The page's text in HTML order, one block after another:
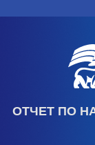
ОТЧЕТ ПО